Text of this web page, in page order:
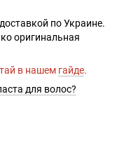
по Украине.
оригинальная
в нашем гайде.
для волос?